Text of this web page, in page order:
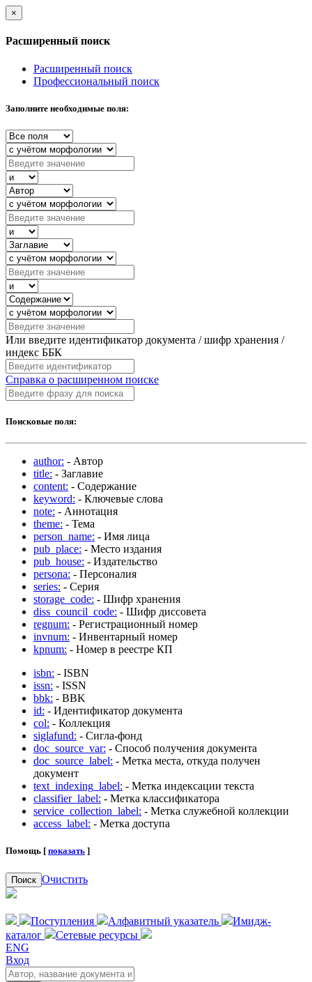
×
Расширенный поиск
Расширенный поиск
Профессиональный поиск
Заполните необходимые поля:
Или введите идентификатор документа / шифр хранения /
индекс ББК
Справка о расширенном поиске
Поисковые поля:
author: - Автор
title: - Заглавие
content: - Содержание
keyword: - Ключевые слова
note: - Аннотация
theme: - Тема
person_name: - Имя лица
pub_place: - Место издания
pub_house: - Издательство
persona: - Персоналия
series: - Серия
storage_code: - Шифр хранения
diss_council_code: - Шифр диссовета
regnum: - Регистрационный номер
invnum: - Инвентарный номер
kpnum: - Номер в реестре КП
isbn: - ISBN
issn: - ISSN
bbk: - BBK
id: - Идентификатор документа
col: - Коллекция
siglafund: - Сигла-фонд
doc_source_var: - Способ получения документа
doc_source_label: - Метка места, откуда получен
документ
text_indexing_label: - Метка индексации текста
classifier_label: - Метка классификатора
service_collection_label: - Метка служебной коллекции
access_label: - Метка доступа
Помощь [ показать ]
Поиск Очистить
Поступления Алфавитный указатель
Имидж-
каталог
Сетевые ресурсы
ENG
Вход